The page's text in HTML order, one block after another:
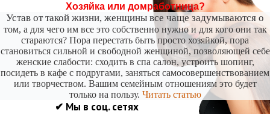
Хозяйка или домработница?
Устав от такой жизни, женщины все чаще задумываются о
том, а для чего им все это собственно нужно и для кого они так
стараются? Пора перестать быть просто хозяйкой, пора
становиться сильной и свободной женщиной, позволяющей себе
женские слабости: сходить в спа салон, устроить шопинг,
посидеть в кафе с подругами, заняться самосовершенствованием
или творчеством. Вашим семейным отношениям это будет
только на пользу. Читать статью
✔ Мы в соц. сетях